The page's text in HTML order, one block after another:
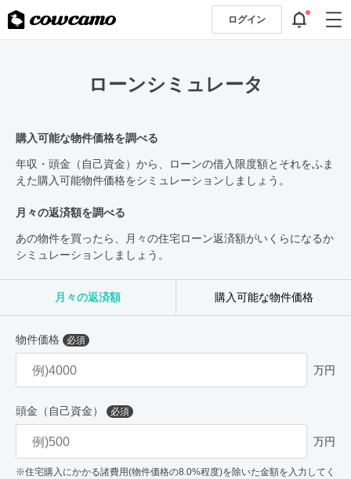
ログイン
ローンシミュレータ
購入可能な物件価格を調べる
年収・頭金（自己資金）から、ローンの借入限度額とそれをふま
えた購入可能物件価格をシミュレーションしましょう。
月々の返済額を調べる
あの物件を買ったら、月々の住宅ローン返済額がいくらになるか
シミュレーションしましょう。
月々の返済額 購入可能な物件価格
物件価格 必須
万円
頭金（自己資金） 必須
万円
※住宅購入にかかる諸費用(物件価格の8.0%程度)を除いた金額を入力してく